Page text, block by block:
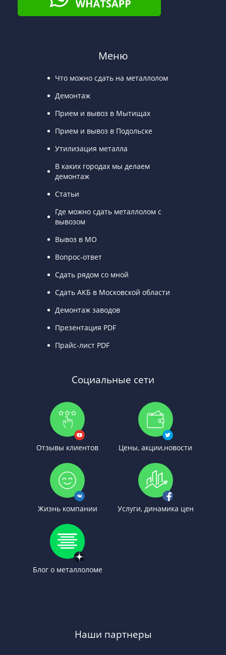
Меню
Что можно сдать на металлолом
Демонтаж
Прием и вывоз в Мытищах
Прием и вывоз в Подольске
Утилизация металла
В каких городах мы делаем
демонтаж
Статьи
Где можно сдать металлолом с
вывозом
Вывоз в МО
Вопрос-ответ
Сдать рядом со мной
Сдать АКБ в Московской области
Демонтаж заводов
Презентация PDF
Прайс-лист PDF
Социальные сети
Отзывы клиентов Цены, акции,новости
Жизнь компании Услуги, динамика цен
Блог о металлоломе
Наши партнеры